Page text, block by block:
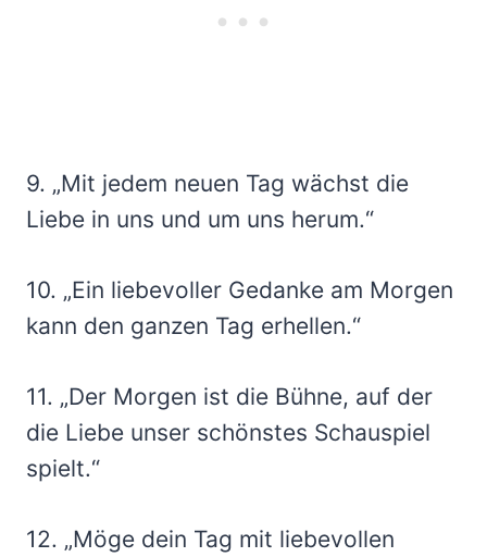
9. „Mit jedem neuen Tag wächst die
Liebe in uns und um uns herum.“
10. „Ein liebevoller Gedanke am Morgen
kann den ganzen Tag erhellen.“
11. „Der Morgen ist die Bühne, auf der
die Liebe unser schönstes Schauspiel
spielt.“
12. „Möge dein Tag mit liebevollen